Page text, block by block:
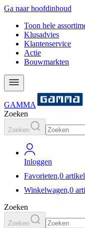
Ga naar hoofdinhoud
Toon hele
Klusadvies
Klantenservice
Actie
Bouwmarkten
GAMMA
Zoeken
Zoeken
Inloggen
Favorieten,0
Winkelwagen,0
Zoeken
Zoeken